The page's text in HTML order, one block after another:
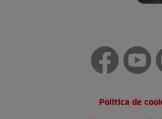
Politica de